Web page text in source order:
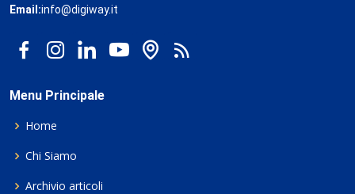
Email:info@digiway.it
Menu Principale
Home
Chi Siamo
Archivio articoli